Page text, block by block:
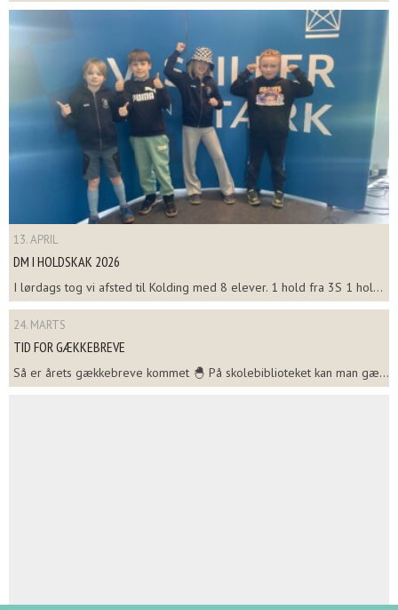
13. APRIL
DM I HOLDSKAK 2026
I lørdags tog vi afsted til Kolding med 8 elever. 1 hold fra 3S 1 hol...
24. MARTS
TID FOR GÆKKEBREVE
Så er årets gækkebreve kommet 🐣 På skolebiblioteket kan man gæ...